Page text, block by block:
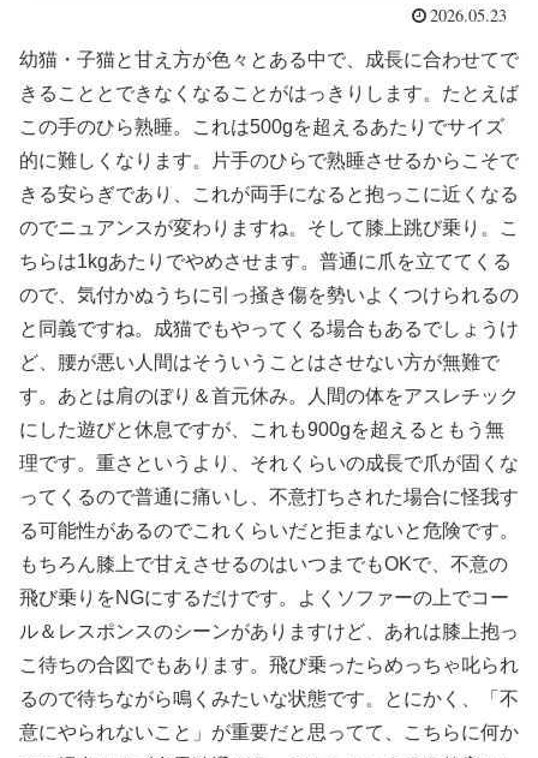
2026.05.23
幼猫・子猫と甘え方が色々とある中で、成長に合わせてで
きることとできなくなることがはっきりします。たとえば
この手のひら熟睡。これは500gを超えるあたりでサイズ
的に難しくなります。片手のひらで熟睡させるからこそで
きる安らぎであり、これが両手になると抱っこに近くなる
のでニュアンスが変わりますね。そして膝上跳び乗り。こ
ちらは1kgあたりでやめさせます。普通に爪を立ててくる
ので、気付かぬうちに引っ掻き傷を勢いよくつけられるの
と同義ですね。成猫でもやってくる場合もあるでしょうけ
ど、腰が悪い人間はそういうことはさせない方が無難で
す。あとは肩のぼり＆首元休み。人間の体をアスレチック
にした遊びと休息ですが、これも900gを超えるともう無
理です。重さというより、それくらいの成長で爪が固くな
ってくるので普通に痛いし、不意打ちされた場合に怪我す
る可能性があるのでこれくらいだと拒まないと危険です。
もちろん膝上で甘えさせるのはいつまでもOKで、不意の
飛び乗りをNGにするだけです。よくソファーの上でコー
ル＆レスポンスのシーンがありますけど、あれは膝上抱っ
こ待ちの合図でもあります。飛び乗ったらめっちゃ叱られ
るので待ちながら鳴くみたいな状態です。とにかく、「不
意にやられないこと」が重要だと思ってて、こちらに何か